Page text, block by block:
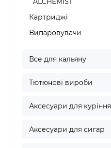
Картриджі
Випаровувачи
Все для кальяну
Тютюнові вироби
Аксесуари для куріння
Аксесуари для сигар